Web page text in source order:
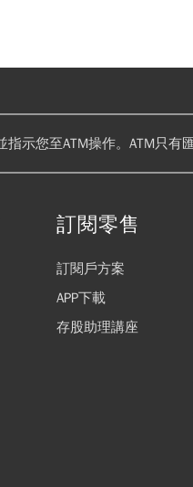
指示您至ATM操作。ATM只
訂閱零售
訂閱戶方案
APP下載
存股助理講座